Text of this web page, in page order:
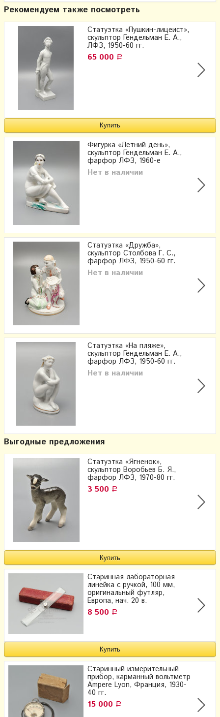
Рекомендуем также посмотреть
Статуэтка «Пушкин-лицеист»,
скульптор Гендельман Е. А.,
ЛФЗ, 1950-60 гг.
65 000 Р
Фигурка «Летний день»,
скульптор Гендельман Е. А.,
фарфор ЛФЗ, 1960-е
Нет в наличии
Статуэтка «Дружба»,
скульптор Столбова Г. С.,
фарфор ЛФЗ, 1950-60 гг.
Нет в наличии
Статуэтка «На пляже»,
скульптор Гендельман Е. А.,
фарфор ЛФЗ, 1950-60 гг.
Нет в наличии
Выгодные предложения
Статуэтка «Ягненок»,
скульптор Воробьев Б. Я.,
фарфор ЛФЗ, 1970-80 гг.
3 500 Р
Старинная лабораторная
линейка с ручкой, 100 мм,
оригинальный футляр,
Европа, нач. 20 в.
8 500 Р
Старинный измерительный
прибор, карманный вольтметр
Ampere Lyon, Франция, 1930-
40 гг.
15 000 Р